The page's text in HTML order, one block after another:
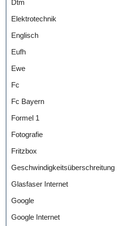
Dtm
Elektrotechnik
Englisch
Eufh
Ewe
Fc
Fc Bayern
Formel 1
Fotografie
Fritzbox
Geschwindigkeitsüberschreitung
Glasfaser Internet
Google
Google Internet